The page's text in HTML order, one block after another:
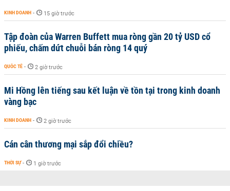
KINH DOANH - 15 giờ trước
Tập đoàn của Warren Buffett mua ròng gần 20 tỷ USD cổ
phiếu, chấm dứt chuỗi bán ròng 14 quý
QUỐC TẾ - 2 giờ trước
Mi Hồng lên tiếng sau kết luận về tồn tại trong kinh doanh
vàng bạc
KINH DOANH - 2 giờ trước
Cán cân thương mại sắp đổi chiều?
THỜI SỰ - 1 giờ trước